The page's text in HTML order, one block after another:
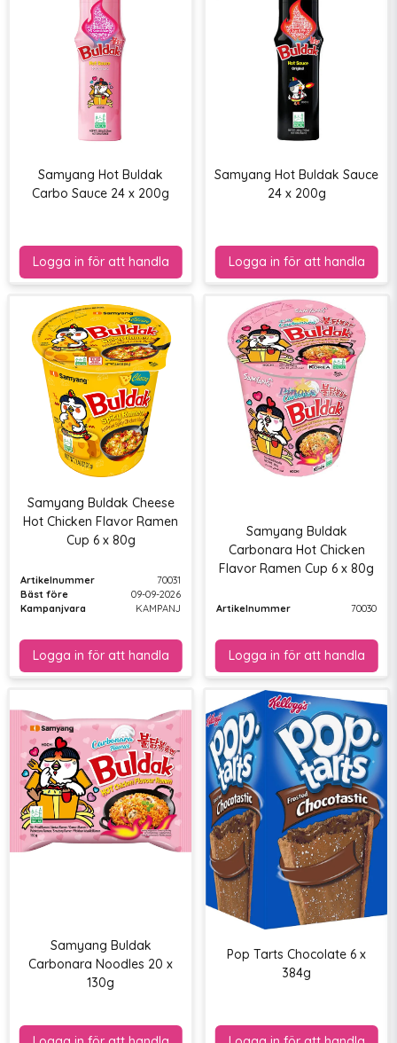
Samyang Hot Buldak
Carbo Sauce 24 x 200g
Samyang Hot Buldak Sauce
24 x 200g
Samyang Buldak Cheese
Hot Chicken Flavor Ramen
Cup 6 x 80g
Artikelnummer
70031
Bäst före
09-09-2026
Kampanjvara
KAMPANJ
Samyang Buldak
Carbonara Hot Chicken
Flavor Ramen Cup 6 x 80g
Artikelnummer 70030
Samyang Buldak
Carbonara Noodles 20 x
130g
Pop Tarts Chocolate 6 x
384g